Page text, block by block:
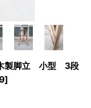
製脚立 小型 3段
]